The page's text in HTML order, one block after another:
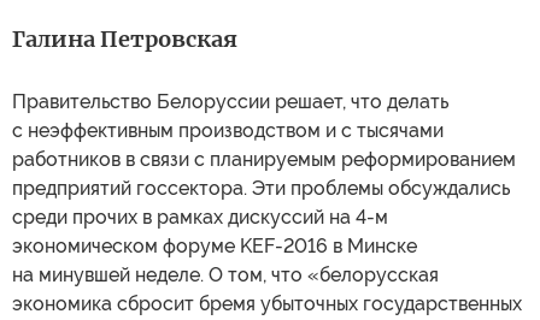
Галина Петровская
Правительство Белоруссии решает, что делать
с неэффективным производством и с тысячами
работников в связи с планируемым реформированием
предприятий госсектора. Эти проблемы обсуждались
среди прочих в рамках дискуссий на 4-м
экономическом форуме KEF-2016 в Минске
на минувшей неделе. О том, что «белорусская
экономика сбросит бремя убыточных государственных